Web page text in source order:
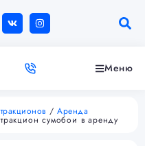
Меню
/Аренда
сумобои в аренду